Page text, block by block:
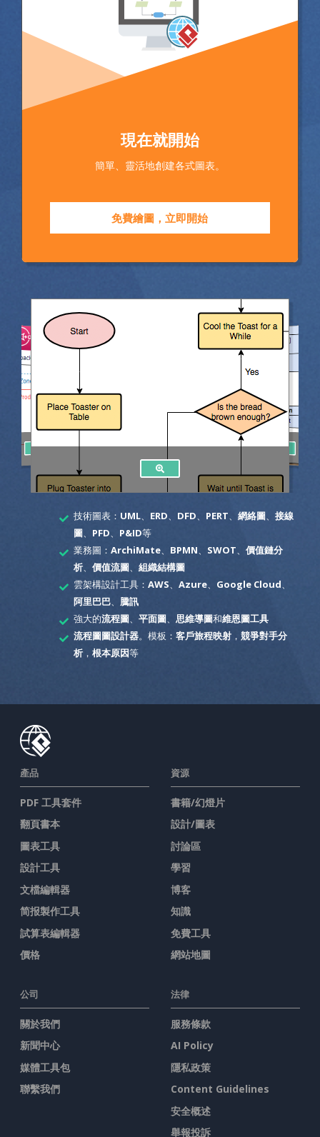
現在就開始
簡單、靈活地創建各式圖表。
免費繪圖，立即開始
技術圖表： UML、 ERD DFD PERT 網絡圖、 接線
圖、 PFD P&ID等
業務圖： ArchiMate、 BPMN SWOT
價值鏈分
析、 價值流圖、 組織結構圖
雲架構設計工具： AWS Azure、 Google Cloud
阿里巴巴、 騰訊
強大的流程圖、 平面圖、 思維導圖和維恩圖工具
流程圖圖設計器。模板： 客戶旅程映射， 競爭對手分
析， 根本原因等
產品
PDF 工具套件
翻頁書本
圖表工具
設計工具
文檔編輯器
简报製作工具
試算表編輯器
價格
資源
書籍/幻燈片
設計/圖表
討論區
學習
博客
知識
免費工具
網站地圖
公司
關於我們
新聞中心
媒體工具包
聯繫我們
法律
服務條款
AI Policy
隱私政策
Content Guidelines
安全概述
舉報投訴